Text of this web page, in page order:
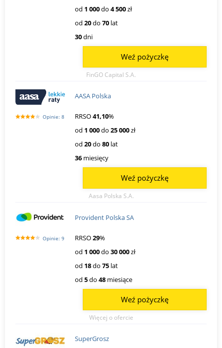
od 1 000do 4 500zł
od 20do 70 lat
30dni
FinGO Capital S.A.
Weź pożyczkę
Opinie: 8
AASA Polska
RRSO41,10%
od 1 000do 25 000zł
od 20do 80 lat
36 miesięcy
Aasa Polska S.A.
Weź pożyczkę
Opinie: 9
Provident Polska SA
RRSO29%
od 1 000do 30 000zł
od 18do 75 lat
od 5do 48 miesiące
Więcej o ofercie
Weź pożyczkę
SuperGrosz